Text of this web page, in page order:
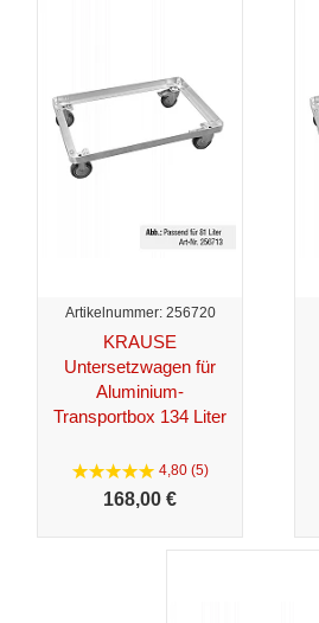
Artikelnummer: 256720
KRAUSE
Untersetzwagen für
Aluminium-
Transportbox 134 Liter
4,80 (5)
168,00 €